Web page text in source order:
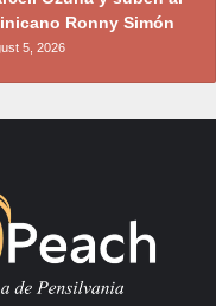
Ronny Simón
5, 2026